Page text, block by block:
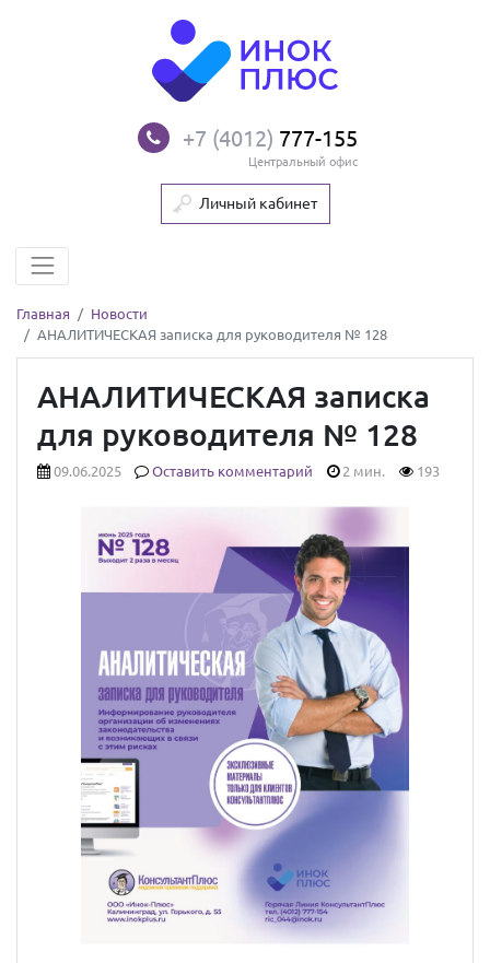
+7 (4012) 777-155
Центральный офис
Личный кабинет
Главная
Новости
АНАЛИТИЧЕСКАЯ записка для руководителя № 128
АНАЛИТИЧЕСКАЯ записка
для руководителя № 128
09.06.2025 Оставить комментарий 2 мин. 193